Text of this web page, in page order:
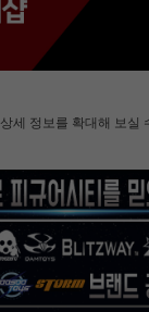
상세 정보를 확대해 보실